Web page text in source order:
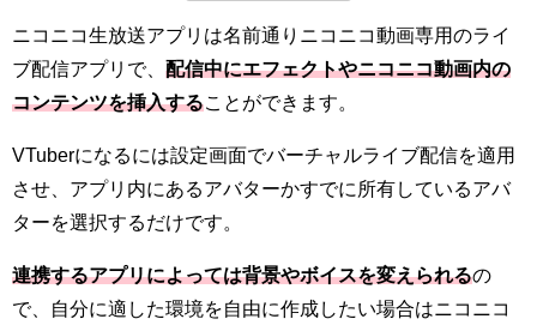
ニコニコ生放送アプリは名前通りニコニコ動画専用のライ
ブ配信アプリで、 配信中にエフェクトやニコニコ動画内の
コンテンツを挿入することができます。
VTuberになるには設定画面でバーチャルライブ配信を適用
させ、アプリ内にあるアバターかすでに所有しているアバ
ターを選択するだけです。
連携するアプリによっては背景やボイスを変えられるの
で、自分に適した環境を自由に作成したい場合はニコニコ